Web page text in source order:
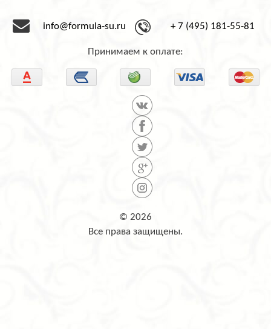
info@formula-su.ru + 7 (495) 181-55-81
Принимаем к оплате:
© 2026
Все права защищены.